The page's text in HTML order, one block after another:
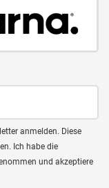
anmelden. Diese
Ich habe die
und akzeptiere